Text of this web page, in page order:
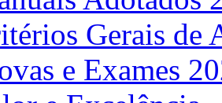
Gerais de
e Exames